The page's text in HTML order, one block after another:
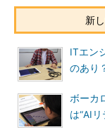
数、位置情報など
し、企業や研究機
テムだ。提供者に
ネーなどに交換で
ンストールして個
ータの証券取引所
ータを流通させる
新
ITエン
のあり
ボーカ
は“AI